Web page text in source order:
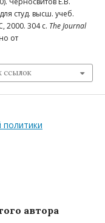
студ. высш. учеб.
2000. 304 с. The Journal
от
ссылок
автора